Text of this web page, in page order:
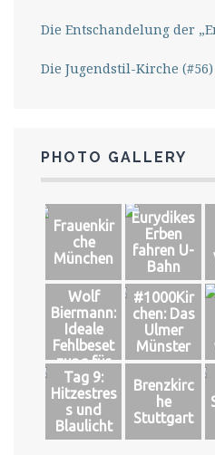
Die Entschandelung der
Die Jugendstil-Kirche (#56)
PHOTO GALLERY
Frauenkir
che
München
Eurydikes
Erben
fahren U-
Bahn
Wolf
Biermann:
Ideale
Fehlbeset
zung für
das große
Glück
#1000Kir
chen: Das
Ulmer
Münster
Tag 9:
Hitzestres
s und
Blaulicht
Brenzkirc
he
Stuttgart